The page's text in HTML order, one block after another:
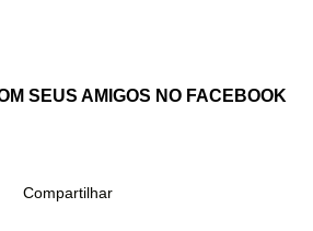
SEUS AMIGOS NO FACEBOOK
Compartilhar